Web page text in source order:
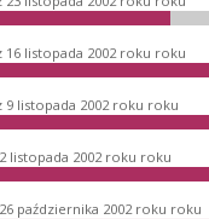
listopada 2002 roku roku
9 listopada 2002 roku roku
listopada 2002 roku roku
października 2002 roku roku